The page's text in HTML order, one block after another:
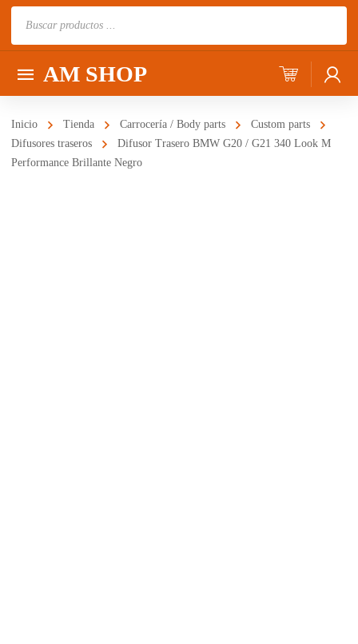
AM SHOP
Inicio Tienda Carrocería / Body parts
Custom parts
Difusores traseros
Difusor Trasero BMW G20 / G21 340 Look M
Performance Brillante Negro